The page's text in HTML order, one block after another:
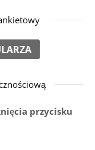
przycisku